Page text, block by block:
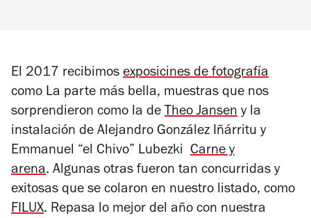
El 2017 recibimos exposicines de fotografía
como La parte más bella, muestras que nos
sorprendieron como la de Theo Jansen y la
instalación de Alejandro González Iñárritu y
Emmanuel “el Chivo” Lubezki Carne y
arena. Algunas otras fueron tan concurridas y
exitosas que se colaron en nuestro listado, como
FILUX. Repasa lo mejor del año con nuestra